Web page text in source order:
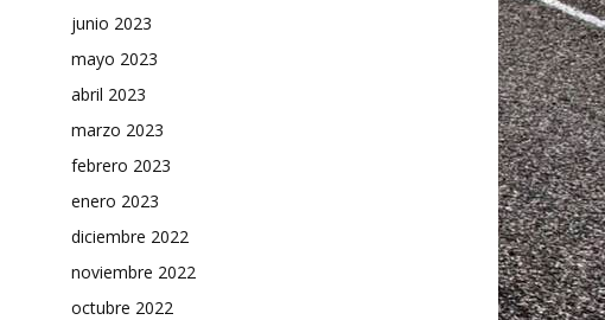
junio 2023
mayo 2023
abril 2023
marzo 2023
febrero 2023
enero 2023
diciembre 2022
noviembre 2022
octubre 2022